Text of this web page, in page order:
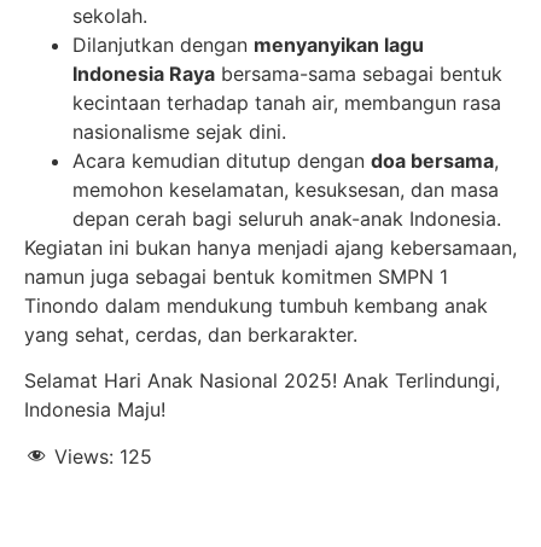
sekolah.
Dilanjutkan dengan menyanyikan lagu
Indonesia Raya bersama-sama sebagai bentuk
kecintaan terhadap tanah air, membangun rasa
nasionalisme sejak dini.
Acara kemudian ditutup dengan doa bersama,
memohon keselamatan, kesuksesan, dan masa
depan cerah bagi seluruh anak-anak Indonesia.
Kegiatan ini bukan hanya menjadi ajang kebersamaan,
namun juga sebagai bentuk komitmen SMPN 1
Tinondo dalam mendukung tumbuh kembang anak
yang sehat, cerdas, dan berkarakter.
Selamat Hari Anak Nasional 2025! Anak Terlindungi,
Indonesia Maju!
Views: 125